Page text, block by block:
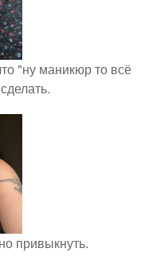
"ну маникюр то всё
привыкнуть.